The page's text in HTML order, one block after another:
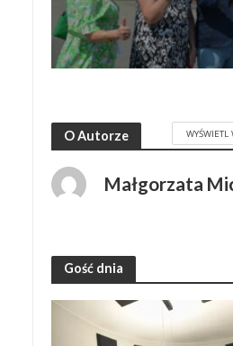
O Autorze WYŚWIETL
Małgorzata
Gość dnia